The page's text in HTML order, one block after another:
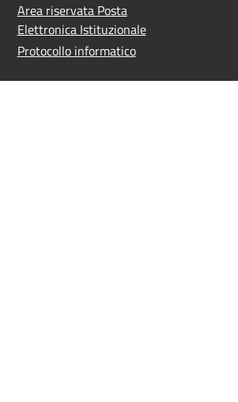
Area riservata Posta
Elettronica Istituzionale
Protocollo informatico